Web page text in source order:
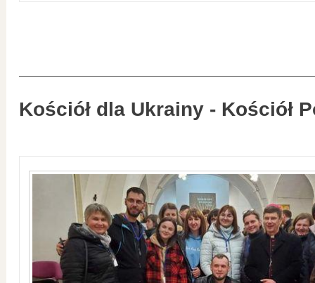
Kościół dla Ukrainy - Kościół